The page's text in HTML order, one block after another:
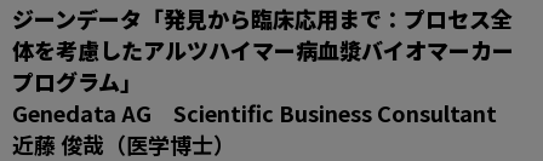
ジーンデータ「発見から臨床応用まで：プロセス全
体を考慮したアルツハイマー病血漿バイオマーカー
プログラム」
Genedata AG Scientific Business Consultant
近藤 俊哉（医学博士）